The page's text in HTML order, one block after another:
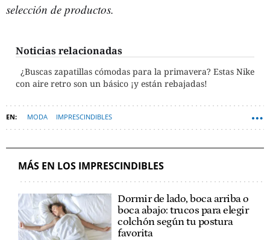
selección de productos.
Noticias relacionadas
¿Buscas zapatillas cómodas para la primavera? Estas Nike
con aire retro son un básico ¡y están rebajadas!
MODA IMPRESCINDIBLES
MÁS EN LOS IMPRESCINDIBLES
Dormir de lado, boca arriba o
boca abajo: trucos para elegir
colchón según tu postura
favorita